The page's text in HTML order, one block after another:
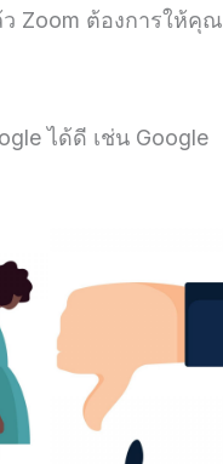
Zoom ต้องการให้คุณ
ได้ดี เช่น Google